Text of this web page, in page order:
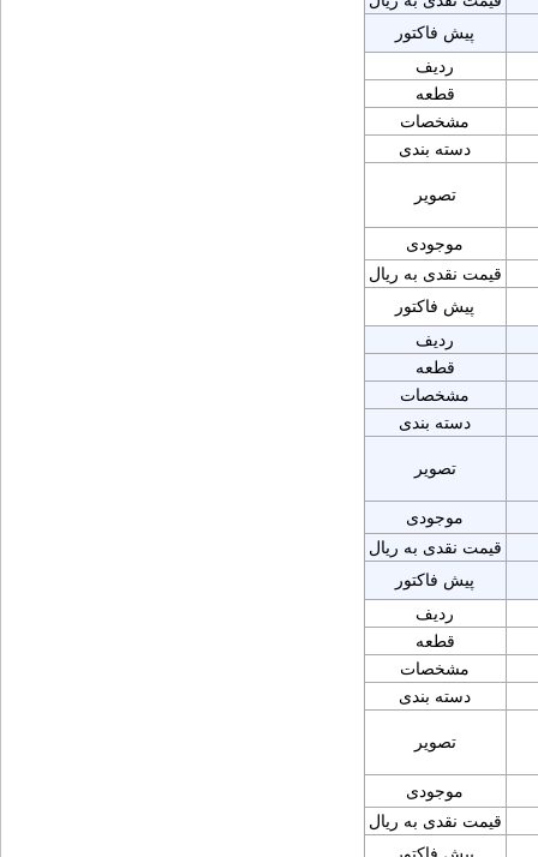
پیش فاکتور
ردیف
قطعه
مشخصات
دسته بندی
تصویر
موجودی
قیمت نقدی به ریال
پیش فاکتور
ردیف
قطعه
مشخصات
دسته بندی
تصویر
موجودی
قیمت نقدی به ریال
پیش فاکتور
ردیف
قطعه
مشخصات
دسته بندی
تصویر
موجودی
قیمت نقدی به ریال